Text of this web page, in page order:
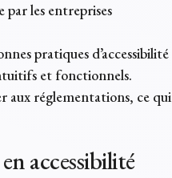
par les entreprises
pratiques d’accessibilité
et fonctionnels.
aux réglementations, ce qui
accessibilité